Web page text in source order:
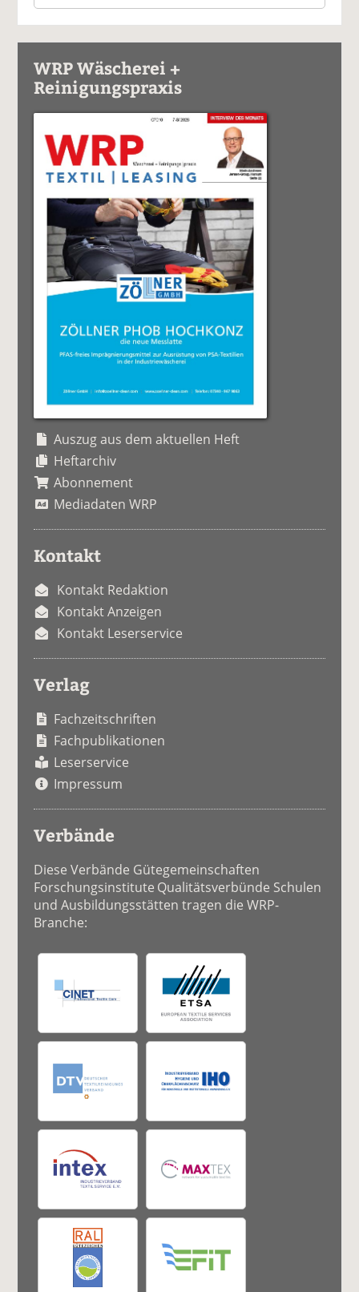
WRP Wäscherei +
Reinigungspraxis
Auszug aus dem aktuellen Heft
Heftarchiv
Abonnement
Mediadaten WRP
Kontakt
Kontakt Redaktion
Kontakt Anzeigen
Kontakt Leserservice
Verlag
Fachzeitschriften
Fachpublikationen
Leserservice
Impressum
Verbände
Diese Verbände Gütegemeinschaften
Forschungsinstitute Qualitätsverbünde Schulen
und Ausbildungsstätten tragen die WRP-
Branche: